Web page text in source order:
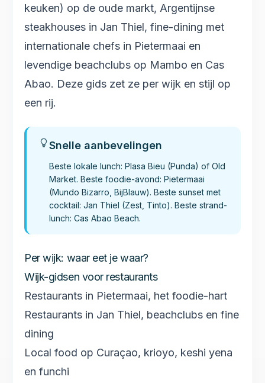
keuken) op de oude markt, Argentijnse
steakhouses in Jan Thiel, fine-dining met
internationale chefs in Pietermaai en
levendige beachclubs op Mambo en Cas
Abao. Deze gids zet ze per wijk en stijl op
een rij.
Snelle aanbevelingen
Beste lokale lunch: Plasa Bieu (Punda) of Old
Market. Beste foodie-avond: Pietermaai
(Mundo Bizarro, BijBlauw). Beste sunset met
cocktail: Jan Thiel (Zest, Tinto). Beste strand-
lunch: Cas Abao Beach.
Per wijk: waar eet je waar?
Wijk-gidsen voor restaurants
Restaurants in Pietermaai, het foodie-hart
Restaurants in Jan Thiel, beachclubs en fine
dining
Local food op Curaçao, krioyo, keshi yena
en funchi